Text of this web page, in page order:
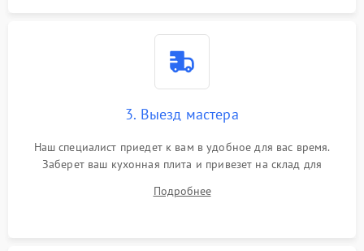
3. Выезд мастера
Наш специалист приедет к вам в удобное для вас время.
Заберет ваш кухонная плита и привезет на склад для
Подробнее